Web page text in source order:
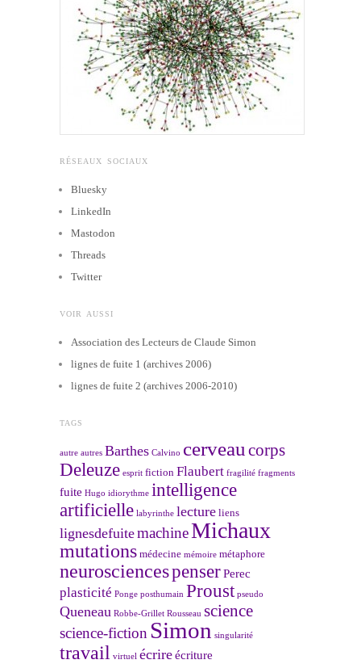
RÉSEAUX SOCIAUX
Bluesky
LinkedIn
Mastodon
Threads
Twitter
VOIR AUSSI
Association des Lecteurs de Claude Simon
lignes de fuite 1 (archives 2006)
lignes de fuite 2 (archives 2006-2010)
TAGS
autre autres Barthes Calvino cerveau corps
Deleuze esprit fiction Flaubert fragilité fragments
fuite Hugo idiorythme intelligence
artificielle labyrinthe lecture liens
lignesdefuitemachineMichaux
mutations médecine mémoire métaphore
neurosciencespenserPerec
plasticité Ponge posthumain Proust pseudo
Queneau Robbe-Grillet Rousseau science
science-fiction Simon singularité
travail virtuel écrireécriture